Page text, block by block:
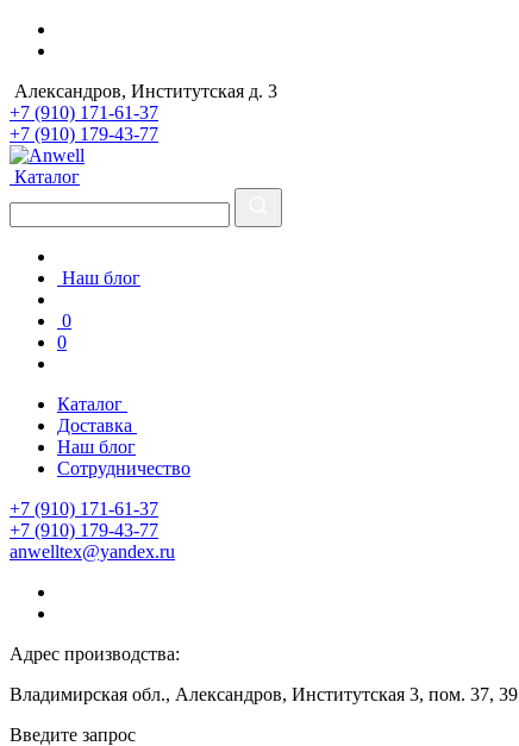
Александров, Институтская д. 3
+7 (910) 171-61-37
+7 (910) 179-43-77
Каталог
Наш блог
0
0
Каталог
Доставка
Наш блог
Сотрудничество
+7 (910) 171-61-37
+7 (910) 179-43-77
anwelltex@yandex.ru
Адрес производства:
Владимирская обл., Александров, Институтская 3, пом. 37, 39
Введите запрос